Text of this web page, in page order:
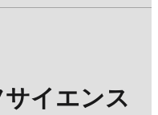
イエンス